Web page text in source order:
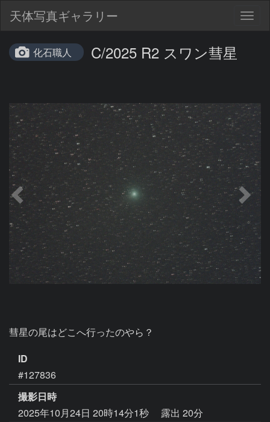
天体写真ギャラリー
化石職人 C/2025 R2 スワン彗星
彗星の尾はどこへ行ったのやら？
ID
#127836
撮影日時
2025年10月24日 20時14分1秒
露出 20分